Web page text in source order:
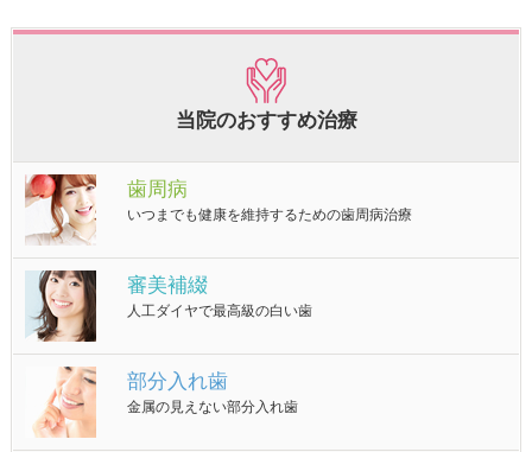
当院のおすすめ治療
歯周病
いつまでも健康を維持するための歯周病治療
審美補綴
人工ダイヤで最高級の白い歯
部分入れ歯
金属の見えない部分入れ歯